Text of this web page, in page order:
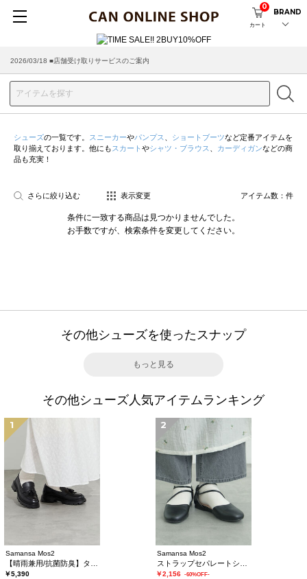
カート
0
BRAND
2026/03/18 ■店舗受け取りサービスのご案内
シューズの一覧です。 スニーカーやパンプス ショートブーツなど定番アイテムを
取り揃えております。他にも スカート やシャツ・ブラウス カーディガンなどの商
品も充実！
さらに絞り込む 表示変更 アイテム数： 件
条件に一致する商品は見つかりませんでした。
お手数ですが、検索条件を変更してください。
その他シューズを使ったスナップ
もっと見る
その他シューズ人気アイテムランキング
1
Samansa Mos2
￥5,390
2
Samansa Mos2
￥2,156 -60%OFF-